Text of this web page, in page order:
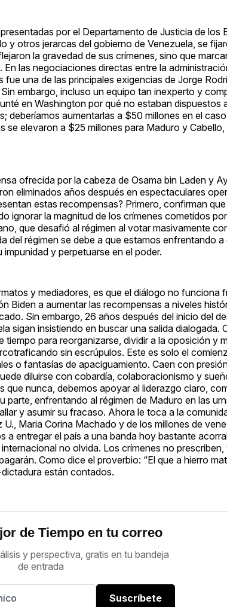
por el Departamento de Justicia de los
y otros jerarcas del gobierno de Venezuela, se
la gravedad de sus crímenes, sino que
las negociaciones directas entre la
una de las principales exigencias de Jorge
embargo, incluso un equipo tan inexperto y
en Washington por qué no estaban dispuestos
aumentarlas a $50 millones en el
elevaron a $25 millones para Maduro y
ofrecida por la cabeza de Osama bin Laden y
eliminados años después en espectaculares
estas recompensas? Primero, confirman
ignorar la magnitud de los crímenes cometidos
que desafió al régimen al votar masivamente
del régimen se debe a que estamos enfrentando a
y perpetuarse en el poder.
y mediadores, es que el diálogo no funciona
Biden a aumentar las recompensas a niveles
Sin embargo, 26 años después del inicio del
sigan insistiendo en buscar una salida dialogada.
para reorganizarse, dividir a la oposición y
sin escrúpulos. Este es solo el
o fantasías de apaciguamiento. Caen con
diluirse con cobardía, colaboracionismo y
que nunca, debemos apoyar al liderazgo claro,
enfrentando al régimen de Maduro en las
y asumir su fracaso. Ahora le toca a la
Maria Corina Machado y de los millones de
entregar el país a una banda hoy bastante
no olvida. Los crímenes no
Como dice el proverbio: “El que a hierro
están contados.
de Tiempo en tu correo
y perspectiva, gratis en tu bandeja
de entrada
Suscríbete